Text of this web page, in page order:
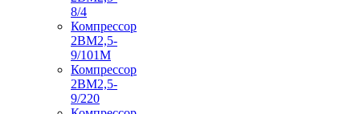
8/4
Компрессор
2ВМ2,5-
9/101М
Компрессор
2ВМ2,5-
9/220